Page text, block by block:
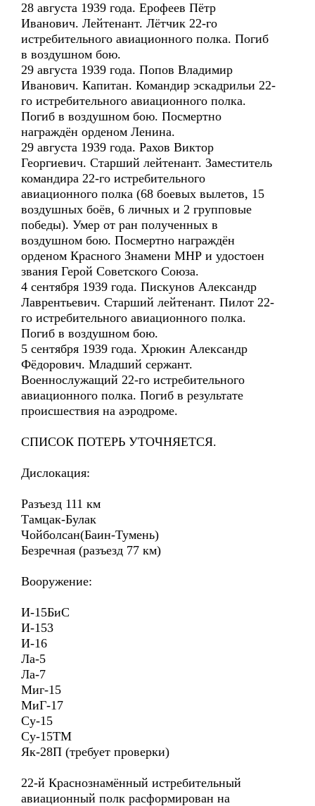
28 августа 1939 года. Ерофеев Пётр
Иванович. Лейтенант. Лётчик 22-го
истребительного авиационного полка. Погиб
в воздушном бою.
29 августа 1939 года. Попов Владимир
Иванович. Капитан. Командир эскадрильи 22-
го истребительного авиационного полка.
Погиб в воздушном бою. Посмертно
награждён орденом Ленина.
29 августа 1939 года. Рахов Виктор
Георгиевич. Старший лейтенант. Заместитель
командира 22-го истребительного
авиационного полка (68 боевых вылетов, 15
воздушных боёв, 6 личных и 2 групповые
победы). Умер от ран полученных в
воздушном бою. Посмертно награждён
орденом Красного Знамени МНР и удостоен
звания Герой Советского Союза.
4 сентября 1939 года. Пискунов Александр
Лаврентьевич. Старший лейтенант. Пилот 22-
го истребительного авиационного полка.
Погиб в воздушном бою.
5 сентября 1939 года. Хрюкин Александр
Фёдорович. Младший сержант.
Военнослужащий 22-го истребительного
авиационного полка. Погиб в результате
происшествия на аэродроме.
СПИСОК ПОТЕРЬ УТОЧНЯЕТСЯ.
Дислокация:
Разъезд 111 км
Тамцак-Булак
Чойболсан(Баин-Тумень)
Безречная (разъезд 77 км)
Вооружение:
И-15БиС
И-153
И-16
Ла-5
Ла-7
Миг-15
МиГ-17
Су-15
Су-15ТМ
Як-28П (требует проверки)
22-й Краснознамённый истребительный
авиационный полк расформирован на